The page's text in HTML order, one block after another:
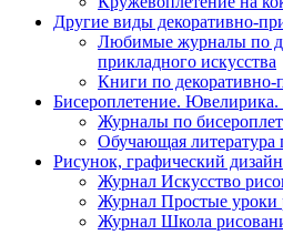
Другие виды декоративно-
Любимые журналы по
прикладного искусства
Книги по декоративно-
Бисероплетение.
Журналы по
Обучающая
Рисунок, графический дизайн
Журнал Искусство
Журнал Простые уроки
Журнал Школа